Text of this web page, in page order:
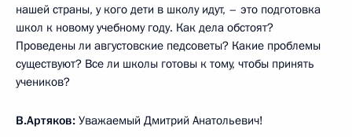
нашей страны, у кого дети в школу идут, – это подготовка
школ к новому учебному году. Как дела обстоят?
Проведены ли августовские педсоветы? Какие проблемы
существуют? Все ли школы готовы к тому, чтобы принять
учеников?
В.Артяков: Уважаемый Дмитрий Анатольевич!